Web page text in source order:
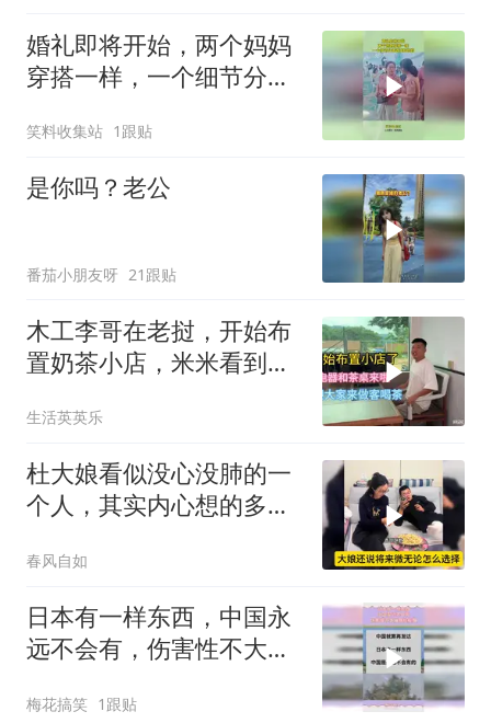
婚礼即将开始，两个妈妈
穿搭一样，一个细节分清
笑料收集站 1跟贴
是你吗？老公
番茄小朋友呀 21跟贴
木工李哥在老挝，开始布
置奶茶小店，米米看到会
生活英英乐
杜大娘看似没心没肺的一
个人，其实内心想的多，
春风自如
日本有一样东西，中国永
远不会有，伤害性不大侮
梅花搞笑 1跟贴